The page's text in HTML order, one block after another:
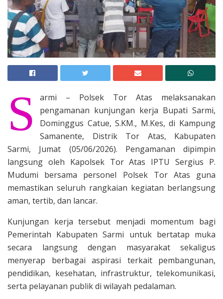
S
armi – Polsek Tor Atas melaksanakan
pengamanan kunjungan kerja Bupati Sarmi,
Dominggus Catue, S.KM., M.Kes, di Kampung
Samanente, Distrik Tor Atas, Kabupaten
Sarmi, Jumat (05/06/2026). Pengamanan dipimpin
langsung oleh Kapolsek Tor Atas IPTU Sergius P.
Mudumi bersama personel Polsek Tor Atas guna
memastikan seluruh rangkaian kegiatan berlangsung
aman, tertib, dan lancar.
Kunjungan kerja tersebut menjadi momentum bagi
Pemerintah Kabupaten Sarmi untuk bertatap muka
secara langsung dengan masyarakat sekaligus
menyerap berbagai aspirasi terkait pembangunan,
pendidikan, kesehatan, infrastruktur, telekomunikasi,
serta pelayanan publik di wilayah pedalaman.